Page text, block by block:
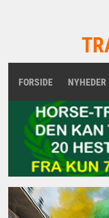
FORSIDE NYHEDER